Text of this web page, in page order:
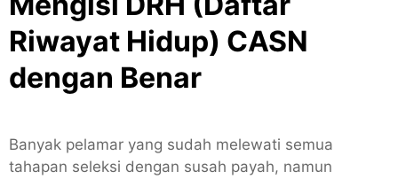
Riwayat Hidup) CASN
dengan Benar
Banyak pelamar yang sudah melewati semua
tahapan seleksi dengan susah payah, namun